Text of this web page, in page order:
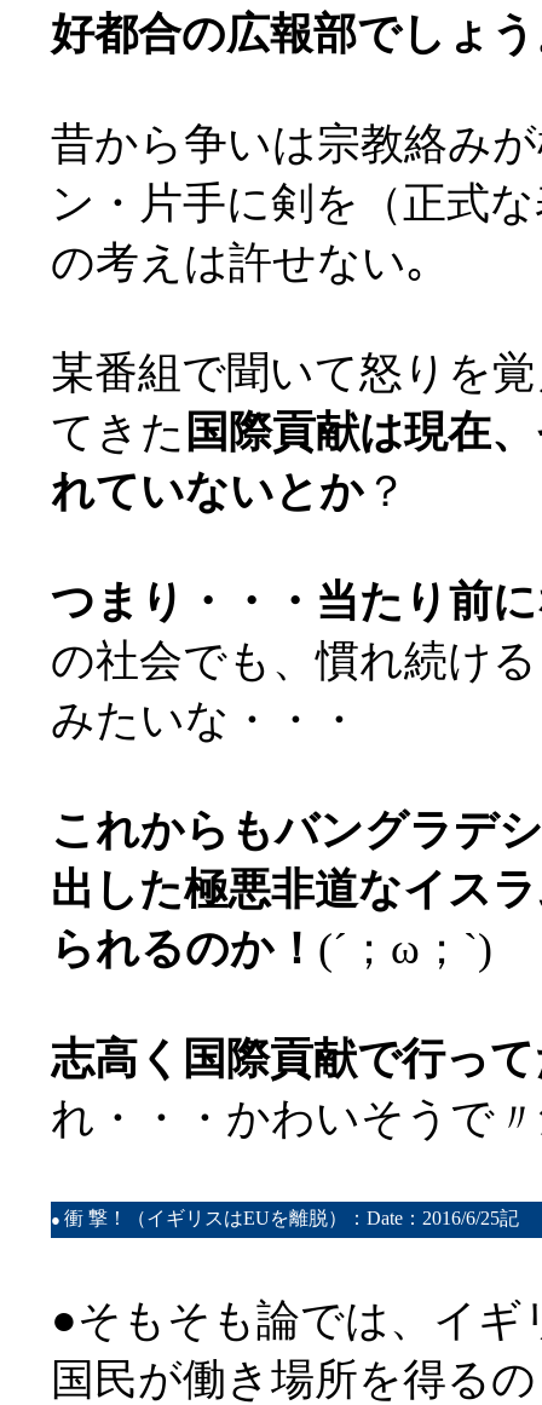
好都合の広報部でしょう
昔から争いは宗教絡み
ン・片手に剣を（正式
の考えは許せない｡
某番組で聞いて怒りを
てきた 国際貢献は現在
れていないとか ？
つまり・・・当たり前
の社会でも、慣れ続け
みたいな・・・
これからもバングラデ
出した極悪非道なイス
られるのか！ (´；ω；`)
志高く国際貢献で行っ
れ・・・かわいそうで
● 衝 撃！（イギリスはEUを離脱）：Date：2016/6/25記
●そもそも論では、イギ
国民が働き場所を得る